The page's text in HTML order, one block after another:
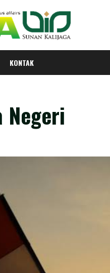
KONTAK